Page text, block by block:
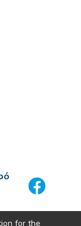
for the